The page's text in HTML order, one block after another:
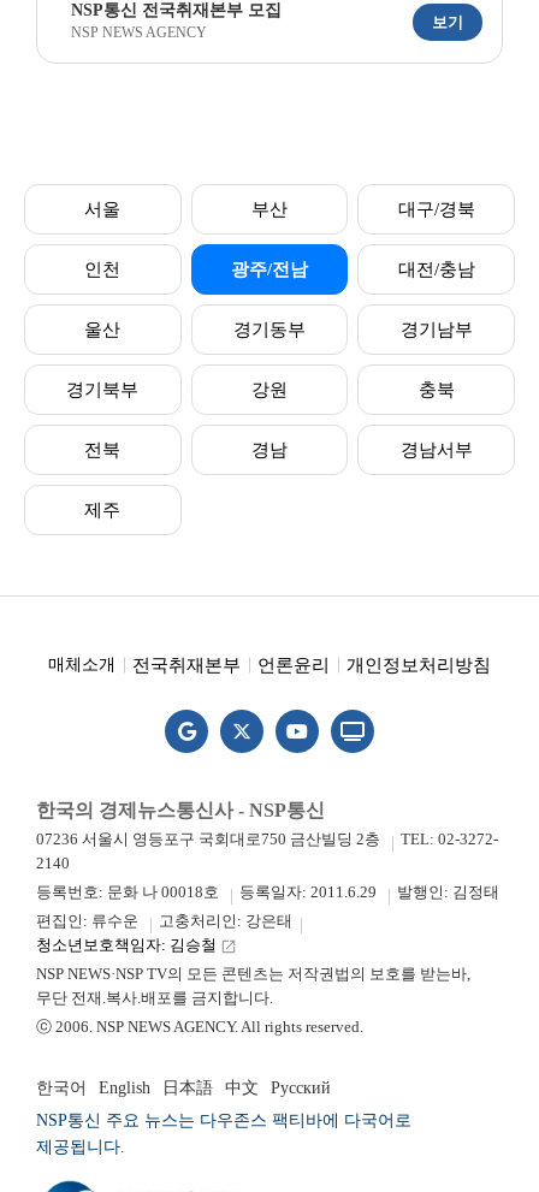
NSP통신 전국취재본부 모집
NSP NEWS AGENCY
보기
서울 부산 대구/경북
인천 광주/전남 대전/충남
울산 경기동부 경기남부
경기북부 강원 충북
전북 경남 경남서부
제주
매체소개 전국취재본부 언론윤리 개인정보처리방침
한국의 경제뉴스통신사 - NSP통신
07236 서울시 영등포구 국회대로750 금산빌딩 2층
TEL: 02-3272-
2140
등록번호: 문화 나 00018호
등록일자: 2011.6.29
발행인: 김정태
편집인: 류수운
고충처리인: 강은태
청소년보호책임자: 김승철 launch
NSP NEWS·NSP TV의 모든 콘텐츠는 저작권법의 보호를 받는바,
무단 전재.복사.배포를 금지합니다.
ⓒ 2006. NSP NEWS AGENCY. All rights reserved.
한국어 English 日本語 中文
Русский
NSP통신 주요 뉴스는 다우존스 팩티바에 다국어로
제공됩니다.